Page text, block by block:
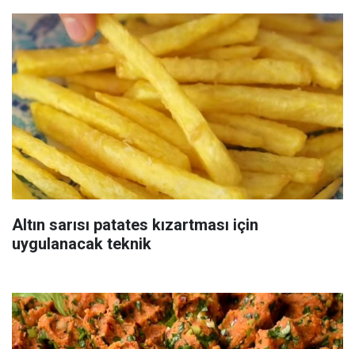
Altın sarısı patates kızartması için
uygulanacak teknik